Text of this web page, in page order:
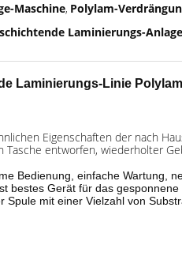
Maschine, Polylam-
Laminierungs-Anlage
Laminierungs-Linie
Eigenschaften der nach
entworfen, wiederholter
Bedienung, einfache
bestes Gerät für das gesponnene
mit einer Vielzahl von